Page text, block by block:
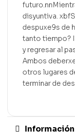
disyuntiva.
despuxe9s de
tanto tiempo?
y regresar al
Ambos
otros lugares
terminar de